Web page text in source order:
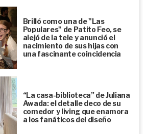
Brilló como una de "Las
Populares" de Patito Feo, se
alejó de la tele y anunció el
nacimiento de sus hijas con
una fascinante coincidencia
“La casa-biblioteca” de Juliana
Awada: el detalle deco de su
comedor y living que enamora
a los fanáticos del diseño